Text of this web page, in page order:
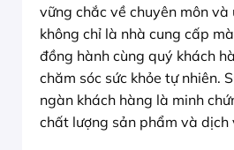
vững chắc về chuyên môn và
không chỉ là nhà cung cấp
đồng hành cùng quý khách
chăm sóc sức khỏe tự nhiên.
ngàn khách hàng là minh
chất lượng sản phẩm và dịch